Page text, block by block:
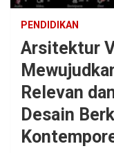
PENDIDIKAN
Arsitektur
Relevan
Desain